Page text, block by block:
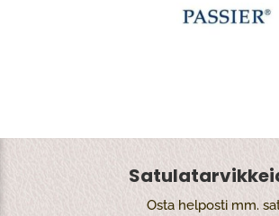
Osta helposti mm.